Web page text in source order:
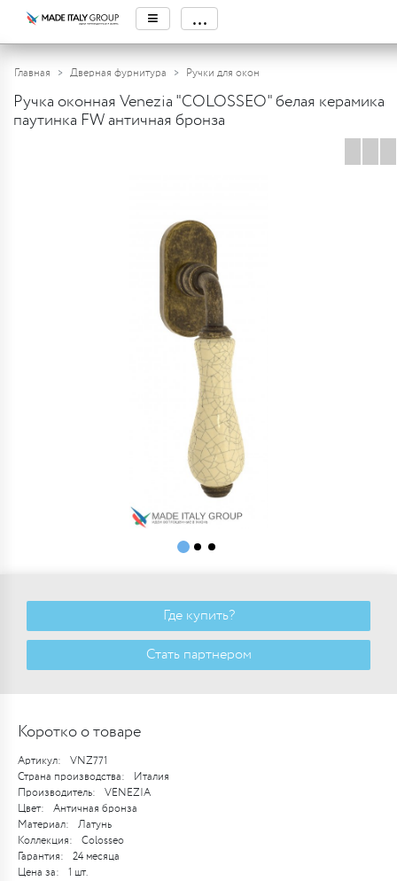
≡ ...
Главная Дверная фурнитура Ручки для окон
Ручка оконная Venezia "COLOSSEO" белая керамика
паутинка FW античная бронза
Где купить?
Стать партнером
Коротко о товаре
Артикул:
VNZ771
Страна производства:
Италия
Производитель:
VENEZIA
Цвет:
Античная бронза
Материал:
Латунь
Коллекция:
Colosseo
Гарантия:
24 месяца
Цена за:
1 шт.